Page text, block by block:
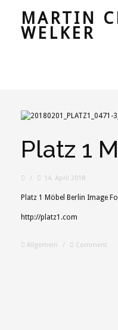
MARTIN
WELKER
Platz 1
/ 14. April 2018
Platz 1 Möbel Berlin Image
http://platz1.com
Allgemein / Comment